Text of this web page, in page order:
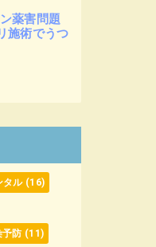
薬害問題
施術でうつ
タル (16)
予防 (11)